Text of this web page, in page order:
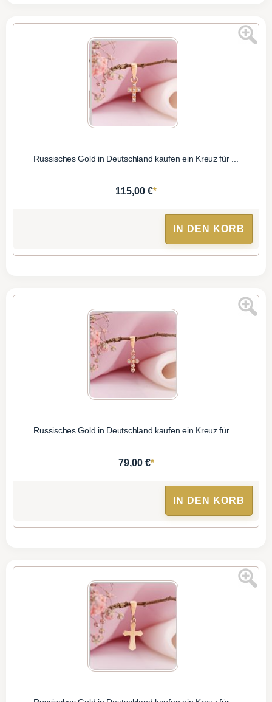
Russisches Gold in Deutschland kaufen ein Kreuz für ...
115,00 €*
IN DEN KORB
Russisches Gold in Deutschland kaufen ein Kreuz für ...
79,00 €*
IN DEN KORB